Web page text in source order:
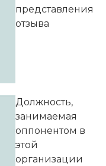
представления
отзыва
Должность,
занимаемая
оппонентом в
этой
организации